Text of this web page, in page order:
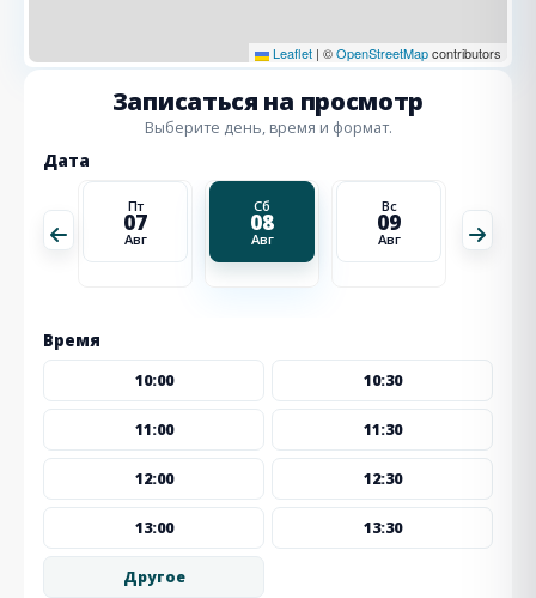
Leaflet | ©OpenStreetMapcontributors
Записаться на просмотр
Выберите день, время и формат.
Дата
Пт
07
Авг
Сб
08
Авг
Вс
09
Авг
Время
10:00 10:30
11:00 11:30
12:00 12:30
13:00 13:30
Другое